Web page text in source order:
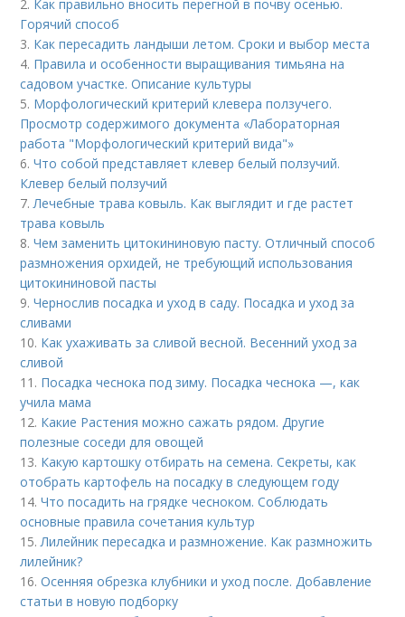
2. Как правильно вносить перегной в почву осенью.
Горячий способ
3. Как пересадить ландыши летом. Сроки и выбор места
4. Правила и особенности выращивания тимьяна на
садовом участке. Описание культуры
5. Морфологический критерий клевера ползучего.
Просмотр содержимого документа «Лабораторная
работа "Морфологический критерий вида"»
6.Что собой представляет клевер белый ползучий.
Клевер белый ползучий
7.Лечебные трава ковыль. Как выглядит и где растет
трава ковыль
8.Чем заменить цитокининовую пасту. Отличный способ
размножения орхидей, не требующий использования
цитокининовой пасты
9.Чернослив посадка и уход в саду. Посадка и уход за
сливами
10. Как ухаживать за сливой весной. Весенний уход за
сливой
11. Посадка чеснока под зиму. Посадка чеснока —, как
учила мама
12. Какие Растения можно сажать рядом. Другие
полезные соседи для овощей
13. Какую картошку отбирать на семена. Секреты, как
отобрать картофель на посадку в следующем году
14.Что посадить на грядке чесноком. Соблюдать
основные правила сочетания культур
15.Лилейник пересадка и размножение. Как размножить
лилейник?
16.Осенняя обрезка клубники и уход после. Добавление
статьи в новую подборку